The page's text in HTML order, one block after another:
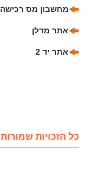
מחשבון מס רכישה
אתר מדלן
אתר יד 2
כל הזכויות שמורות